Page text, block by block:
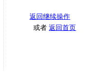
返回继续操作
或者返回首页